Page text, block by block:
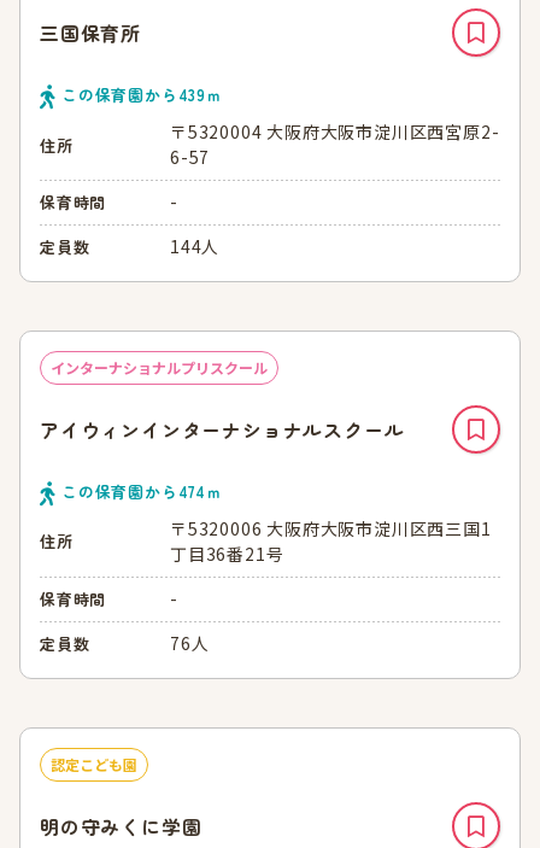
三国保育所
この保育園から 439ｍ
住所
〒5320004 大阪府大阪市淀川区西宮原2-
6-57
保育時間 -
定員数 144人
インターナショナルプリスクール
アイウィンインターナショナルスクール
この保育園から 474 ｍ
住所
〒5320006 大阪府大阪市淀川区西三国1
丁目36番21号
保育時間 -
定員数 76人
認定こども園
明の守みくに学園